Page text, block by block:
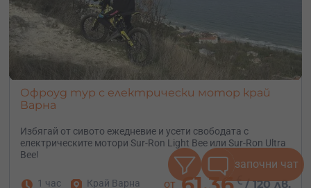
Офроуд тур с електрически мотор край
Варна
Избягай от сивото ежедневие и усети свободата с
електрическите мотори Sur-Ron Light Bee или Sur-Ron Ultra
Bee!
1 час Край Варна от €/120 лв.
започни чат